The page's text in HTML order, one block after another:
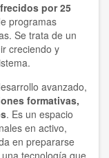
por 25
programas
Se trata de un
creciendo y
avanzado,
formativas,
. Es un espacio
en activo,
en prepararse